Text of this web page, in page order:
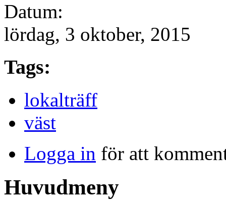
Datum:
lördag, 3 oktober, 2015
Tags:
lokalträff
väst
Logga in för att
Huvudmeny